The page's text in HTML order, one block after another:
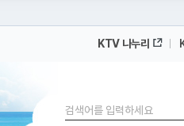
KTV 나누리
검색